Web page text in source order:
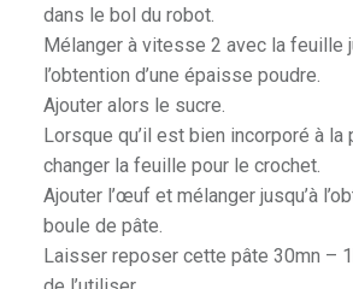
dans le bol du robot.
Mélanger à vitesse 2 avec la feuille
l’obtention d’une épaisse poudre.
Ajouter alors le sucre.
Lorsque qu’il est bien incorporé à la
changer la feuille pour le crochet.
Ajouter l’œuf et mélanger jusqu’à
boule de pâte.
Laisser reposer cette pâte 30mn –